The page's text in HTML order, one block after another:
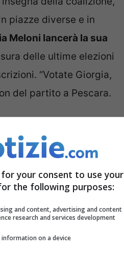
piazze diverse e in
Meloni lancerà la sua
delle ultime elezioni
“Votate Giorgia,
del partito a Pescara.
stampa estera
your consent to use your
the following purposes:
and content, advertising and content
research and services development
on a device